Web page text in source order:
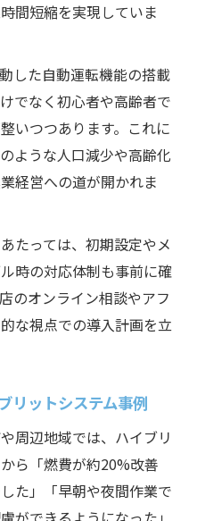
間短縮を実現していま
した自動運転機能の搭載
でなく初心者や高齢者で
いつつあります。これに
ような人口減少や高齢化
経営への道が開かれま
たっては、初期設定やメ
時の対応体制も事前に確
のオンライン相談やアフ
な視点での導入計画を立
リットシステム事例
周辺地域では、ハイブリ
ら「燃費が約20%改善
た」「早朝や夜間作業で